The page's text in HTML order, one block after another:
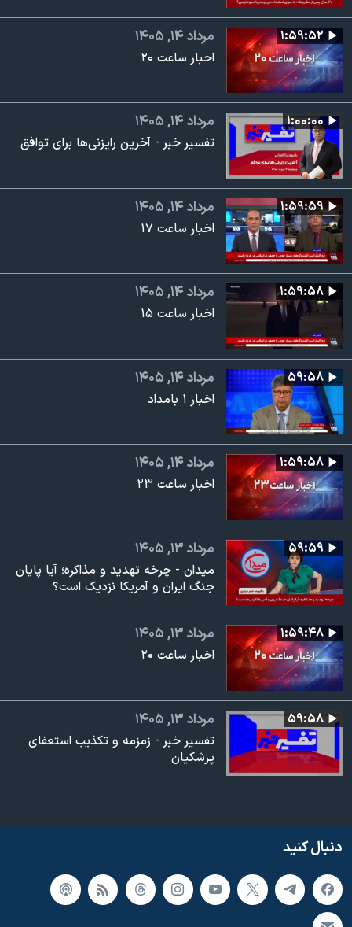
۱:۵۹:۵۲ مرداد ۱۴, ۱۴۰۵
اخبار ساعت ۲۰
۱:۰۰:۰۰ مرداد ۱۴, ۱۴۰۵
تفسیر خبر - آخرین رایزنی‌ها برای توافق
۱:۵۹:۵۹ مرداد ۱۴, ۱۴۰۵
اخبار ساعت ۱۷
۱:۵۹:۵۸ مرداد ۱۴, ۱۴۰۵
اخبار ساعت ۱۵
۵۹:۵۸ مرداد ۱۴, ۱۴۰۵
اخبار ۱ بامداد
۱:۵۹:۵۸ مرداد ۱۴, ۱۴۰۵
اخبار ساعت ۲۳
۵۹:۵۹ مرداد ۱۳, ۱۴۰۵
میدان - چرخه تهدید و مذاکره؛ آیا پایان
جنگ ایران و آمریکا نزدیک است؟
۱:۵۹:۴۸ مرداد ۱۳, ۱۴۰۵
اخبار ساعت ۲۰
۵۹:۵۸ مرداد ۱۳, ۱۴۰۵
تفسیر خبر - زمزمه و تکذیب استعفای
پزشکیان
دنبال کنید